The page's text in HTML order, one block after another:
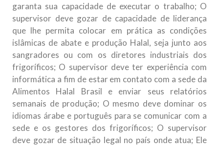
garanta sua capacidade de executar o trabalho; O
supervisor deve gozar de capacidade de liderança
que lhe permita colocar em prática as condições
islâmicas de abate e produção Halal, seja junto aos
sangradores ou com os diretores industriais dos
frigoríficos; O supervisor deve ter experiência com
informática a fim de estar em contato com a sede da
Alimentos Halal Brasil e enviar seus relatórios
semanais de produção; O mesmo deve dominar os
idiomas árabe e português para se comunicar com a
sede e os gestores dos frigoríficos; O supervisor
deve gozar de situação legal no país onde atua; Ele